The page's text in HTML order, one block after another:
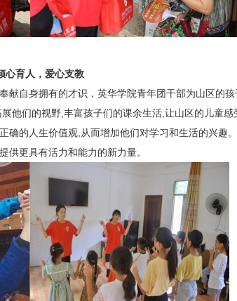
心育人，爱心支教
献自身拥有的才识，英华学院青年团干部为山区的
他们的视野,丰富孩子们的课余生活,让山区的儿童感
确的人生价值观,从而增加他们对学习和生活的兴趣
供更具有活力和能力的新力量。